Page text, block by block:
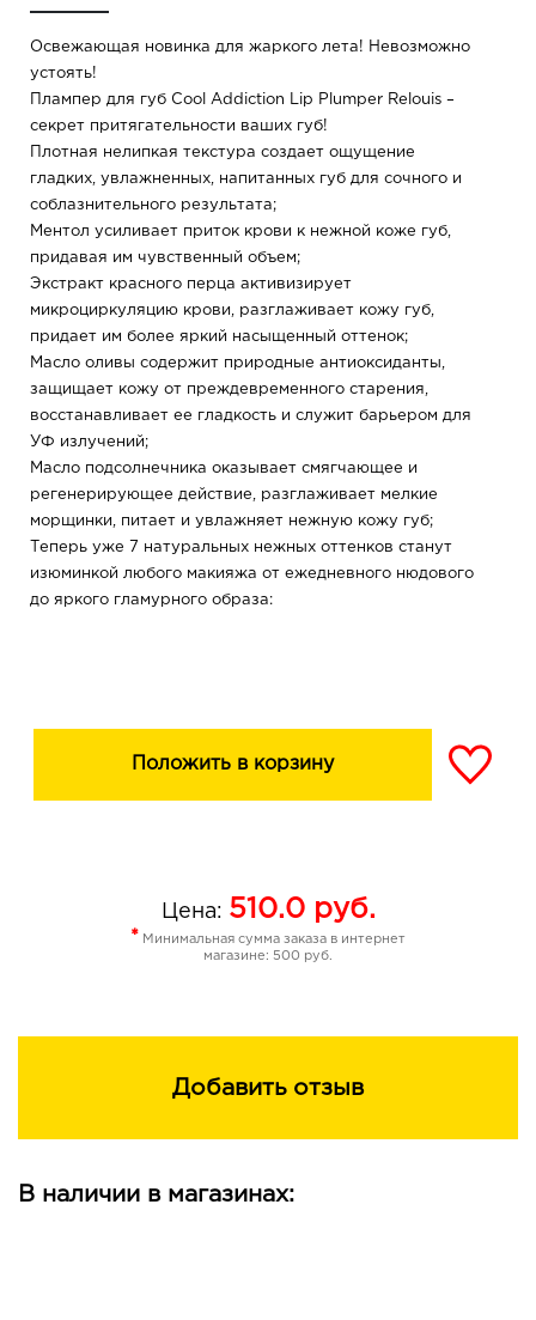
Освежающая новинка для жаркого лета! Невозможно
устоять!
Плампер для губ Cool Addiction Lip Plumper Relouis –
секрет притягательности ваших губ!
Плотная нелипкая текстура создает ощущение
гладких, увлажненных, напитанных губ для сочного и
соблазнительного результата;
Ментол усиливает приток крови к нежной коже губ,
придавая им чувственный объем;
Экстракт красного перца активизирует
микроциркуляцию крови, разглаживает кожу губ,
придает им более яркий насыщенный оттенок;
Масло оливы содержит природные антиоксиданты,
защищает кожу от преждевременного старения,
восстанавливает ее гладкость и служит барьером для
УФ излучений;
Масло подсолнечника оказывает смягчающее и
регенерирующее действие, разглаживает мелкие
морщинки, питает и увлажняет нежную кожу губ;
Теперь уже 7 натуральных нежных оттенков станут
изюминкой любого макияжа от ежедневного нюдового
до яркого гламурного образа:
05 Dusty Rose (натурально-розовый)
06 Light Caramel (карамельный)
Положить в корзину
Цена: 510.0руб.
* Минимальная сумма заказа в интернет
магазине: 500 руб.
Добавить отзыв
В наличии в магазинах: